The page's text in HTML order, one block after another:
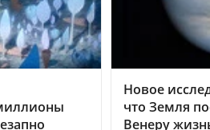
Новое
что Земля
Венеру